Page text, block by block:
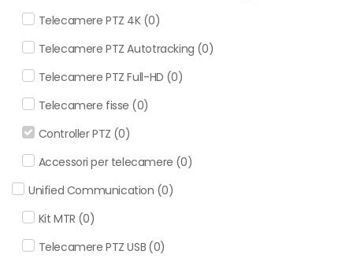
Telecamere PTZ 4K (0)
Telecamere PTZ Autotracking (0)
Telecamere PTZ Full-HD (0)
Telecamere fisse (0)
Controller PTZ (0)
Accessori per telecamere (0)
Unified Communication (0)
Kit MTR (0)
Telecamere PTZ USB (0)